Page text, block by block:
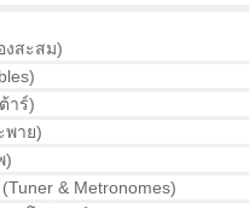
งสะสม)
าร์)
พาย)
)
& Metronomes)